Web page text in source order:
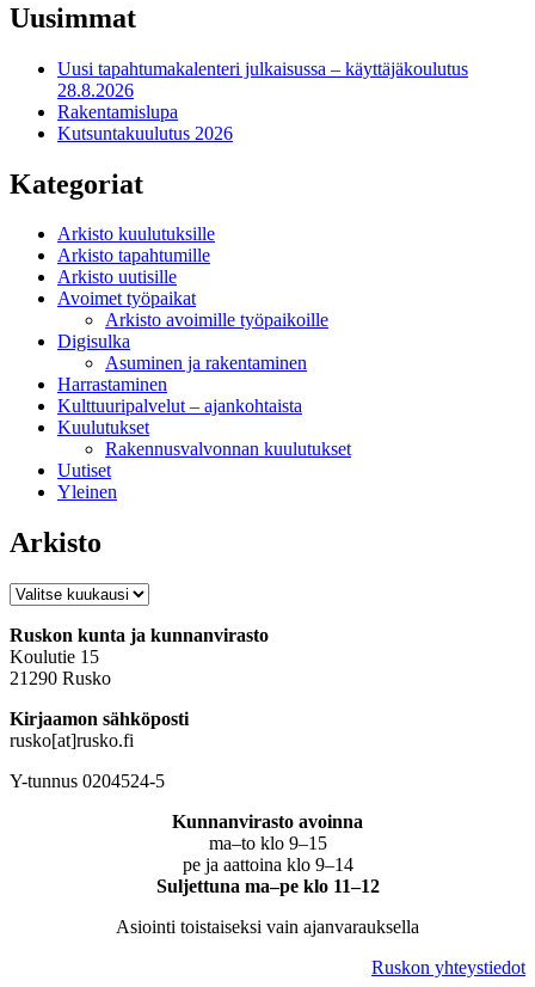
Uusimmat
Uusi tapahtumakalenteri julkaisussa – käyttäjäkoulutus
28.8.2026
Rakentamislupa
Kutsuntakuulutus 2026
Kategoriat
Arkisto kuulutuksille
Arkisto tapahtumille
Arkisto uutisille
Avoimet työpaikat
Arkisto avoimille työpaikoille
Digisulka
Asuminen ja rakentaminen
Harrastaminen
Kulttuuripalvelut – ajankohtaista
Kuulutukset
Rakennusvalvonnan kuulutukset
Uutiset
Yleinen
Arkisto
Arkisto
Ruskon kunta ja kunnanvirasto
Koulutie 15
21290 Rusko
Kirjaamon sähköposti
rusko[at]rusko.fi
Y-tunnus 0204524-5
Kunnanvirasto avoinna
ma–to klo 9–15
pe ja aattoina klo 9–14
Suljettuna ma–pe klo 11–12
Asiointi toistaiseksi vain ajanvarauksella
Ruskon yhteystiedot